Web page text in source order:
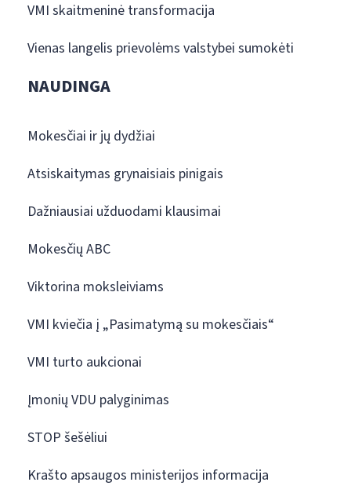
VMI skaitmeninė transformacija
Vienas langelis prievolėms valstybei sumokėti
NAUDINGA
Mokesčiai ir jų dydžiai
Atsiskaitymas grynaisiais pinigais
Dažniausiai užduodami klausimai
Mokesčių ABC
Viktorina moksleiviams
VMI kviečia į „Pasimatymą su mokesčiais“
VMI turto aukcionai
Įmonių VDU palyginimas
STOP šešėliui
Krašto apsaugos ministerijos informacija